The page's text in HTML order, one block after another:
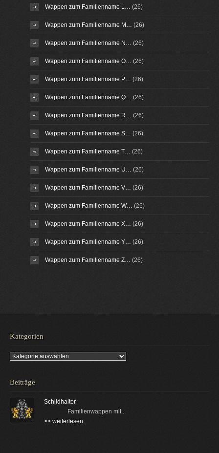
Wappen zum Familienname L… (26)
Wappen zum Familienname M… (26)
Wappen zum Familienname N… (26)
Wappen zum Familienname O… (26)
Wappen zum Familienname P… (26)
Wappen zum Familienname Q… (26)
Wappen zum Familienname R… (26)
Wappen zum Familienname S… (26)
Wappen zum Familienname T… (26)
Wappen zum Familienname U… (26)
Wappen zum Familienname V… (26)
Wappen zum Familienname W… (26)
Wappen zum Familienname X… (26)
Wappen zum Familienname Y… (26)
Wappen zum Familienname Z… (26)
Kategorien
Kategorien
Beiträge
Schildhalter
Familienwappen mit...
>> weiterlesen